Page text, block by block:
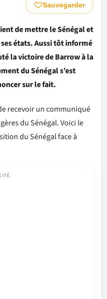
Sauvegarder
de mettre le Sénégal et
états. Aussi tôt informé
la victoire de Barrow à la
du Sénégal s’est
sur le fait.
recevoir un communiqué
du Sénégal. Voici le
du Sénégal face à